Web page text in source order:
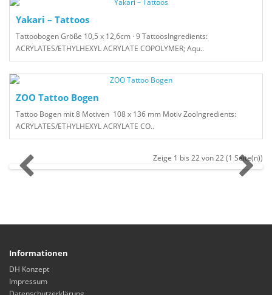
Yakari – Tattoos
Tattoobogen Größe 10,5 x 12,6cm · 9 TattoosIngredients:
ACRYLATES/ETHYLHEXYL ACRYLATE COPOLYMER; Aqu..
ZOO Tattoo Bogen
Tattoo Bogen mit 8 Motiven 108 x 136 mm Motiv ZooIngredients:
ACRYLATES/ETHYLHEXYL ACRYLATE CO..
Zeige 1 bis 22 von 22 (1 Seite(n))
Informationen
DH Konzept
Impressum